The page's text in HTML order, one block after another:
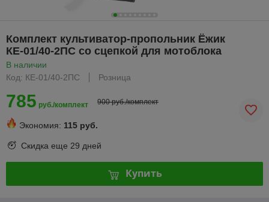
Комплект культиватор-пропольник Ёжик
КЕ-01/40-2ПС со сцепкой для мотоблока
В наличии
Код: КЕ-01/40-2ПС
Розница
785 руб./комплект 900 руб./комплект
Экономия: 115 руб.
Скидка еще 29 дней
Купить